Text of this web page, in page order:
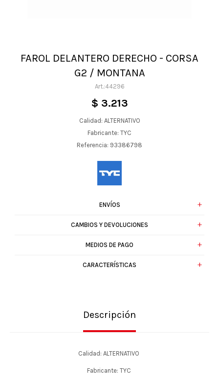
FAROL DELANTERO DERECHO - CORSA
G2 / MONTANA
44296
$ 3.213
Calidad: ALTERNATIVO
Fabricante: TYC
Referencia: 93386798
ENVÍOS
CAMBIOS Y DEVOLUCIONES
MEDIOS DE PAGO
CARACTERÍSTICAS
Descripción
Calidad: ALTERNATIVO
Fabricante: TYC